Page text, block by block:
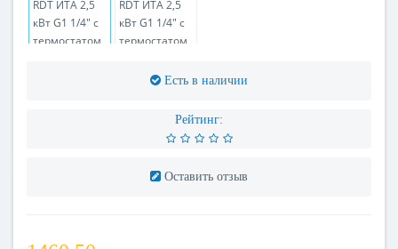
Есть в наличии
Рейтинг:
Оставить отзыв